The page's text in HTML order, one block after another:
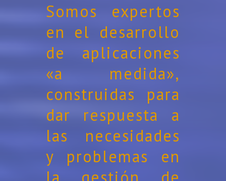
Somos expertos
en el desarrollo
de aplicaciones
«a medida»,
construidas para
dar respuesta a
las necesidades
y problemas en